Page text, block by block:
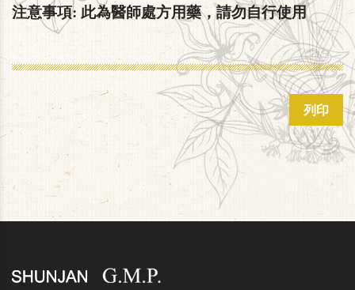
注意事項: 此為醫師處方用藥，請勿自行使用
列印